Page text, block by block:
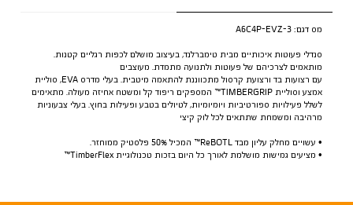
מס דגם: A6C4P-EVZ-3
סנדלי פעוטות איכותיים מבית טימברלנד, בעיצוב מושלם לכפות רגליים קטנות.
מותאמים לצרכיהם של פעוטות ולתנועה מתמדת. מעוצבים
עם רצועות בד ורצועת קרסול מתכווננת להתאמה מיטבית. בעלי מדרס EVA, סוליית
אמצע וסוליית TIMBERGRIP™ המספקים ריפוד קל ומשטח אחיזה מעולה. מתאימים
לשלל פעילויות ספורטיביות ויומיומיות, לטיולים בטבע ופעילות בחוץ. בעלי צבעוניות
מרהיבה ומשמחת שתתאים לכל לוק קיצי
• עשויים מחלק עליון מבד ReBOTL™ המכיל 50% פלסטיק ממוחזר.
• מציעים גמישות מושלמת לאורך כל היום בזכות טכנולוגיית TimberFlex™